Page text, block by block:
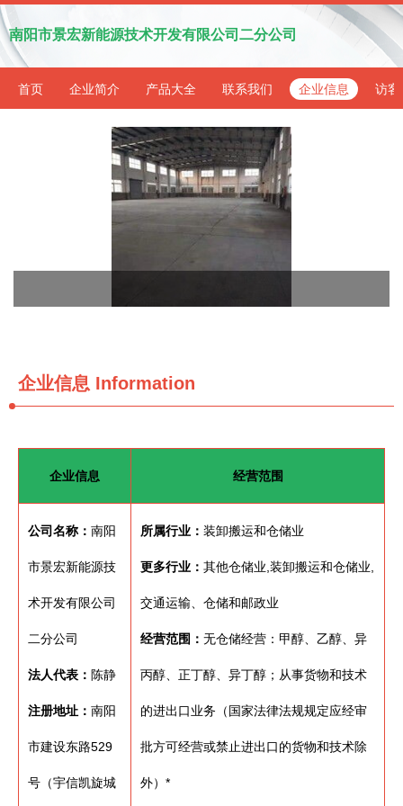
南阳市景宏新能源技术开发有限公司二分公司
首页 企业简介 产品大全 联系我们 企业信息 访客
企业信息 Information
企业信息 经营范围
公司名称： 南阳
市景宏新能源技
术开发有限公司
二分公司
法人代表： 陈静
注册地址： 南阳
市建设东路529
号（宇信凯旋城
所属行业： 装卸搬运和仓储业
更多行业： 其他仓储业,装卸搬运和仓储业,
交通运输、仓储和邮政业
经营范围： 无仓储经营：甲醇、乙醇、异
丙醇、正丁醇、异丁醇；从事货物和技术
的进出口业务（国家法律法规规定应经审
批方可经营或禁止进出口的货物和技术除
外）*